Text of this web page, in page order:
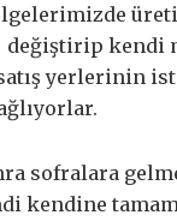
kendi
yerlerinin
sofralara
kendine